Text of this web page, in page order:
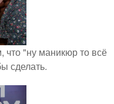
что "ну маникюр то всё
сделать.